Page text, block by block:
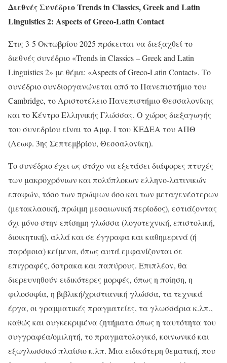
Διεθνές Συνέδριο Trends in Classics, Greek and Latin
Linguistics 2: Aspects of Greco-Latin Contact
Στις 3-5 Οκτωβρίου 2025 πρόκειται να διεξαχθεί το
διεθνές συνέδριο «Trends in Classics – Greek and Latin
Linguistics 2» με θέμα: «Aspects of Greco-Latin Contact». Το
συνέδριο συνδιοργανώνεται από το Πανεπιστήμιο του
Cambridge, το Αριστοτέλειο Πανεπιστήμιο Θεσσαλονίκης
και το Κέντρο Ελληνικής Γλώσσας. Ο χώρος διεξαγωγής
του συνεδρίου είναι το Αμφ. Ι του ΚΕΔΕΑ του ΑΠΘ
(Λεωφ. 3ης Σεπτεμβρίου, Θεσσαλονίκη).
Το συνέδριο έχει ως στόχο να εξετάσει διάφορες πτυχές
των μακροχρόνιων και πολύπλοκων ελληνο-λατινικών
επαφών, τόσο των πρώιμων όσο και των μεταγενέστερων
(μετακλασική, πρώιμη μεσαιωνική περίοδος), εστιάζοντας
όχι μόνο στην επίσημη γλώσσα (λογοτεχνική, επιστολική,
διοικητική), αλλά και σε έγγραφα και καθημερινά (ή
παρόμοια) κείμενα, όπως αυτά εμφανίζονται σε
επιγραφές, όστρακα και παπύρους. Επιπλέον, θα
διερευνηθούν ειδικότερες μορφές, όπως η ποίηση, η
φιλοσοφία, η βιβλική/χριστιανική γλώσσα, τα τεχνικά
έργα, οι γραμματικές πραγματείες, τα γλωσσάρια κ.λπ.,
καθώς και συγκεκριμένα ζητήματα όπως η ταυτότητα του
συγγραφέα/ομιλητή, το πραγματολογικό, κοινωνικό και
εξωγλωσσικό πλαίσιο κ.λπ. Μια ειδικότερη θεματική, που